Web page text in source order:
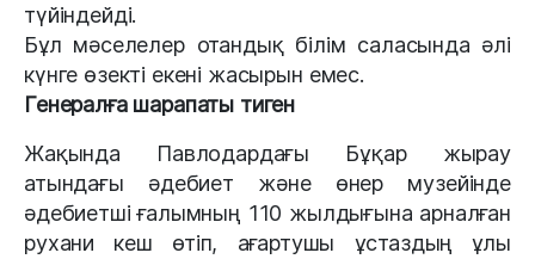
түйіндейді.
Бұл мәселелер отандық білім саласында әлі
күнге өзекті екені жасырын емес.
Генералға шарапаты тиген
Жақында Павлодардағы Бұқар жырау
атындағы әдебиет және өнер музейінде
әдебиетші ғалымның 110 жылдығына арналған
рухани кеш өтіп, ағартушы ұстаздың ұлы